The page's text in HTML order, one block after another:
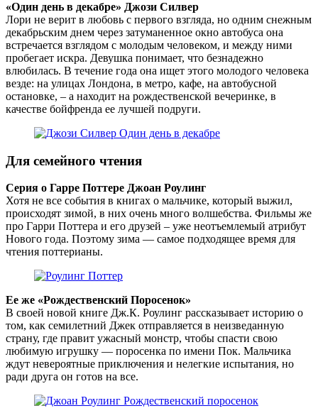
«Один день в декабре» Джози Силвер
Лори не верит в любовь с первого взгляда, но одним снежным
декабрьским днем через затуманенное окно автобуса она
встречается взглядом с молодым человеком, и между ними
пробегает искра. Девушка понимает, что безнадежно
влюбилась. В течение года она ищет этого молодого человека
везде: на улицах Лондона, в метро, кафе, на автобусной
остановке, – а находит на рождественской вечеринке, в
качестве бойфренда ее лучшей подруги.
Для семейного чтения
Серия о Гарре Поттере Джоан Роулинг
Хотя не все события в книгах о мальчике, который выжил,
происходят зимой, в них очень много волшебства. Фильмы же
про Гарри Поттера и его друзей – уже неотъемлемый атрибут
Нового года. Поэтому зима — самое подходящее время для
чтения поттерианы.
Ее же «Рождественский Поросенок»
В своей новой книге Дж.К. Роулинг рассказывает историю о
том, как семилетний Джек отправляется в неизведанную
страну, где правит ужасный монстр, чтобы спасти свою
любимую игрушку — поросенка по имени Пок. Мальчика
ждут невероятные приключения и нелегкие испытания, но
ради друга он готов на все.